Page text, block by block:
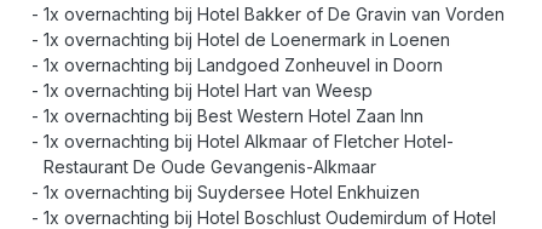
1x overnachting bij Hotel Bakker of De Gravin van Vorden
1x overnachting bij Hotel de Loenermark in Loenen
1x overnachting bij Landgoed Zonheuvel in Doorn
1x overnachting bij Hotel Hart van Weesp
1x overnachting bij Best Western Hotel Zaan Inn
1x overnachting bij Hotel Alkmaar of Fletcher Hotel-
Restaurant De Oude Gevangenis-Alkmaar
1x overnachting bij Suydersee Hotel Enkhuizen
1x overnachting bij Hotel Boschlust Oudemirdum of Hotel